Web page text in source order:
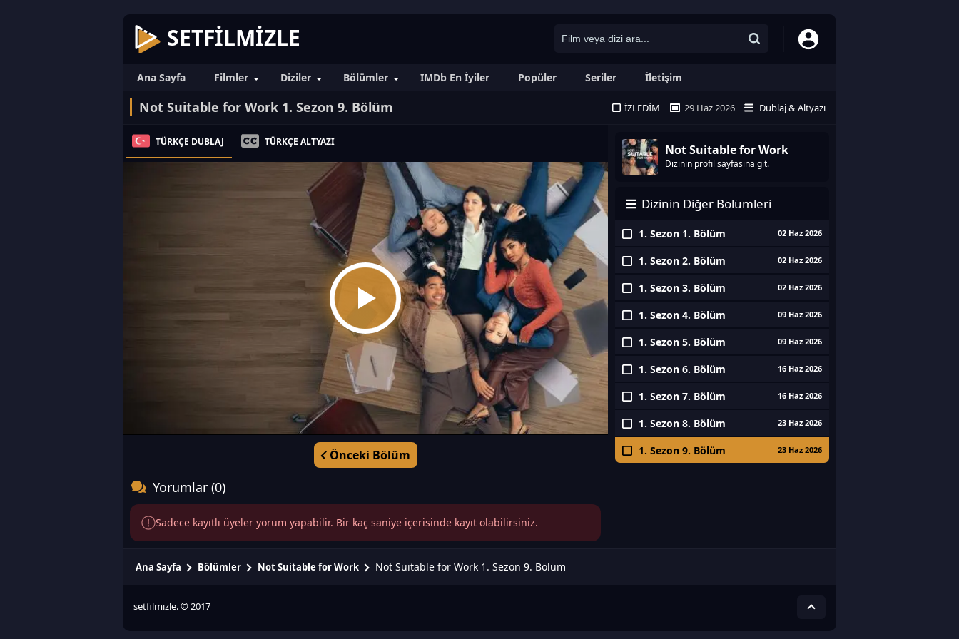
SETFILMIZLE
Ana Sayfa Filmler Diziler Bölümler IMDb En İyiler Popüler Seriler İletişim
Not Suitable for Work 1. Sezon 9. Bölüm İZLEDIM 29 Haz 2026 Dublaj & Altyazı
TÜRKÇE DUBLAJ TÜRKÇE ALTYAZI
Önceki Bölüm
Not Suitable for Work
Dizinin profil sayfasına git.
Dizinin Diğer Bölümleri
1. Sezon 1. Bölüm 02 Haz 2026
1. Sezon 2. Bölüm 02 Haz 2026
1. Sezon 3. Bölüm 02 Haz 2026
1. Sezon 4. Bölüm 09 Haz 2026
1. Sezon 5. Bölüm 09 Haz 2026
1. Sezon 6. Bölüm 16 Haz 2026
1. Sezon 7. Bölüm 16 Haz 2026
1. Sezon 8. Bölüm 23 Haz 2026
1. Sezon 9. Bölüm 23 Haz 2026
Yorumlar (0)
Sadece kayıtlı üyeler yorum yapabilir. Bir kaç saniye içerisinde kayıt olabilirsiniz.
Ana Sayfa Bölümler Not Suitable for Work Not Suitable for Work 1. Sezon 9. Bölüm
setfilmizle. © 2017